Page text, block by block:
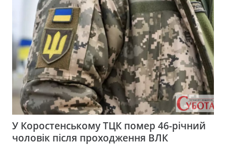
У Коростенському ТЦК помер 46-річний
чоловік після проходження ВЛК